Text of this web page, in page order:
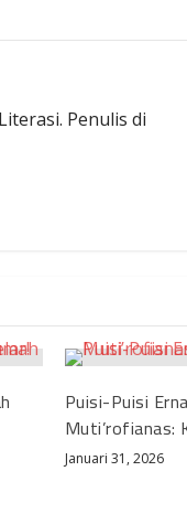
Penulis di
Puisi-Puisi Erna
Muti’rofianas:
Januari 31, 2026